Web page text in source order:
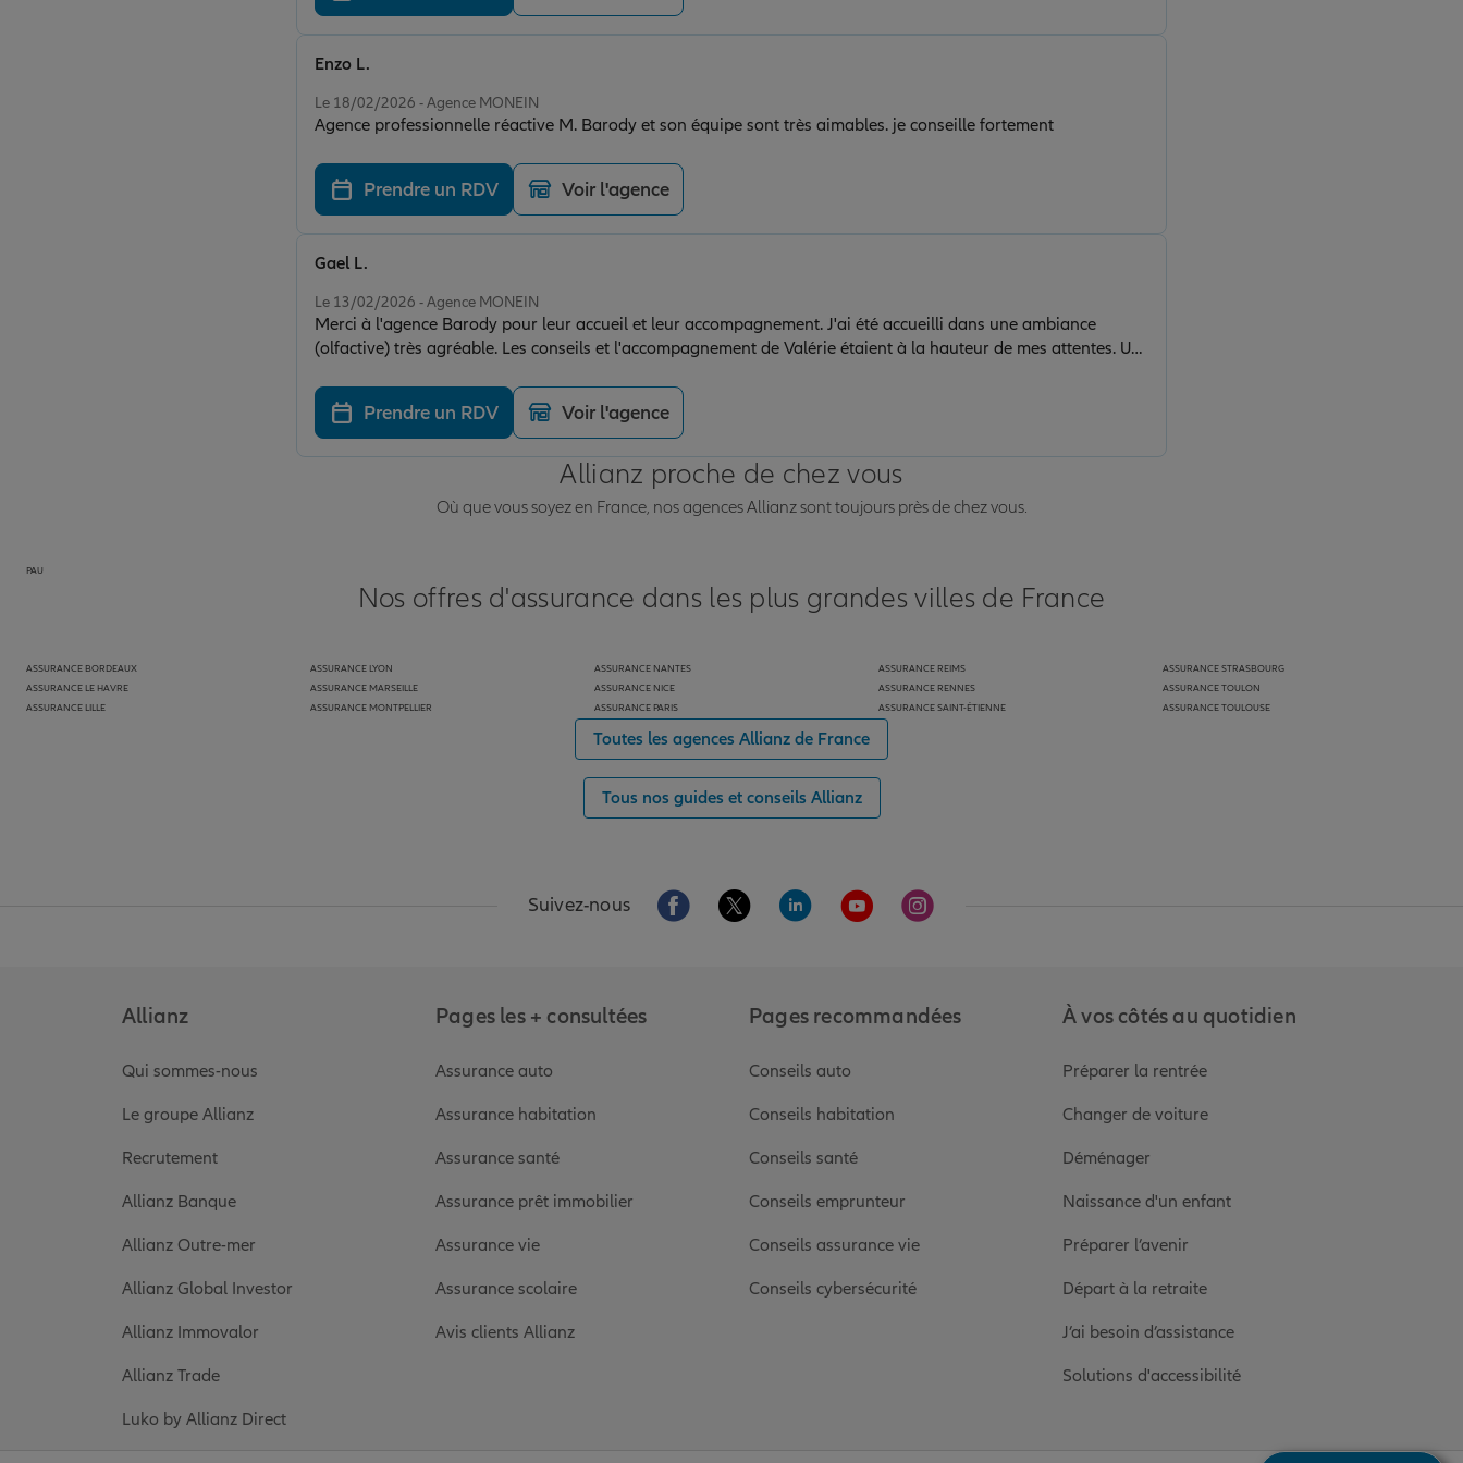
Le 18/02/2026 - Agence MONEIN
Agence professionnelle réactive M. Barody et son équipe sont très aimables. je conseille fortement
Enzo L.
Prendre un RDV Voir l'agence
Le 13/02/2026 - Agence MONEIN
Merci à l'agence Barody pour leur accueil et leur accompagnement. J'ai été accueilli dans une ambiance
(olfactive) très agréable. Les conseils et l'accompagnement de Valérie étaient à la hauteur de mes attentes. Un
Gael L.
Prendre un RDV Voir l'agence
Allianz proche de chez vous
Où que vous soyez en France, nos agences Allianz sont toujours près de chez vous.
PAU
Nos offres d'assurance dans les plus grandes villes de France
ASSURANCE BORDEAUX
ASSURANCE LE HAVRE
ASSURANCE LILLE
ASSURANCE LYON
ASSURANCE MARSEILLE
ASSURANCE MONTPELLIER
ASSURANCE NANTES
ASSURANCE NICE
ASSURANCE PARIS
ASSURANCE REIMS
ASSURANCE RENNES
ASSURANCE SAINT-ÉTIENNE
ASSURANCE STRASBOURG
ASSURANCE TOULON
ASSURANCE TOULOUSE
Toutes les agences Allianz de France
Tous nos guides et conseils Allianz
Suivez-nous Aller sur la page Facebook de Allianz
Aller sur la page Twitter de Allianz
Aller sur la page Linkedin de Allianz
Aller sur la page Youtube de Allianz
Aller sur la page Instagram de Allianz
Allianz
Qui sommes-nous
Le groupe Allianz
Recrutement
Allianz Banque
Allianz Outre-mer
Allianz Global Investor
Allianz Immovalor
Allianz Trade
Luko by Allianz Direct
Pages les + consultées
Assurance auto
Assurance habitation
Assurance santé
Assurance prêt immobilier
Assurance vie
Assurance scolaire
Avis clients Allianz
Pages recommandées
Conseils auto
Conseils habitation
Conseils santé
Conseils emprunteur
Conseils assurance vie
Conseils cybersécurité
À vos côtés au quotidien
Préparer la rentrée
Changer de voiture
Déménager
Naissance d'un enfant
Préparer l’avenir
Départ à la retraite
J’ai besoin d’assistance
Solutions d'accessibilité